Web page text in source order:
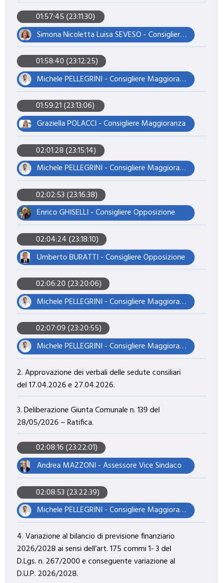
01:57:45 (23:11:30)
Simona Nicoletta Luisa SEVESO - Consigliere Opposizione
01:58:40 (23:12:25)
Michele PELLEGRINI - Consigliere Maggioranza – Presidente del Consiglio
01:59:21 (23:13:06)
Graziella POLACCI - Consigliere Maggioranza
02:01:28 (23:15:14)
Michele PELLEGRINI - Consigliere Maggioranza – Presidente del Consiglio
02:02:53 (23:16:38)
Enrico GHISELLI - Consigliere Opposizione
02:04:24 (23:18:10)
Umberto BURATTI - Consigliere Opposizione
02:06:20 (23:20:06)
Michele PELLEGRINI - Consigliere Maggioranza – Presidente del Consiglio
02:07:09 (23:20:55)
Michele PELLEGRINI - Consigliere Maggioranza – Presidente del Consiglio
2. Approvazione dei verbali delle sedute consiliari
del 17.04.2026 e 27.04.2026.
3. Deliberazione Giunta Comunale n. 139 del
28/05/2026 – Ratifica.
02:08:16 (23:22:01)
Andrea MAZZONI - Assessore Vice Sindaco
02:08:53 (23:22:39)
Michele PELLEGRINI - Consigliere Maggioranza – Presidente del Consiglio
4. Variazione al bilancio di previsione finanziario
2026/2028 ai sensi dell’art. 175 commi 1- 3 del
D.Lgs. n. 267/2000 e conseguente variazione al
D.U.P. 2026/2028.